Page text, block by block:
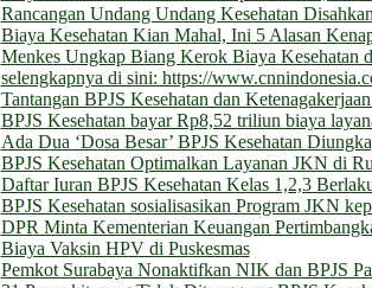
Rancangan Undang Undang Kesehatan Disahkan
Biaya Kesehatan Kian Mahal, Ini 5 Alasan
Menkes Ungkap Biang Kerok Biaya
selengkapnya di sini: https://
Tantangan BPJS Kesehatan dan
BPJS Kesehatan bayar Rp8,52 triliun biaya
Ada Dua ‘Dosa Besar’ BPJS Kesehatan
BPJS Kesehatan Optimalkan Layanan JKN di
Daftar Iuran BPJS Kesehatan Kelas 1,2,3
BPJS Kesehatan sosialisasikan Program JKN
DPR Minta Kementerian Keuangan
Biaya Vaksin HPV di Puskesmas
Pemkot Surabaya Nonaktifkan NIK dan BPJS